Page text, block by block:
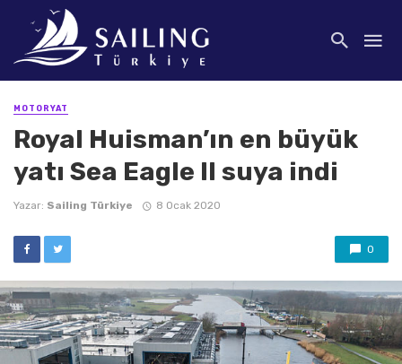
MOTORYAT
Royal Huisman’ın en büyük
yatı Sea Eagle II suya indi
Yazar: Sailing Türkiye 8 Ocak 2020
0